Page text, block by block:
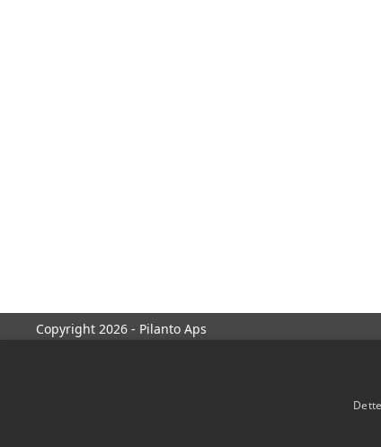
Copyright 2026 - Pilanto Aps